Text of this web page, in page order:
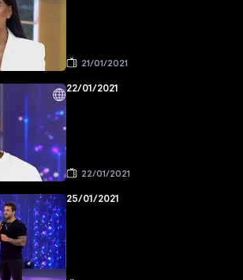
21/01/2021
22/01/2021
22/01/2021
25/01/2021